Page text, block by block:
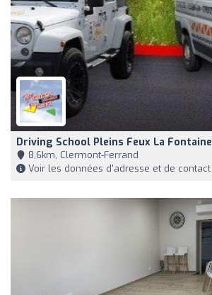
Driving School Pleins Feux La Fontaine
8,6km, Clermont-Ferrand
Voir les données d'adresse et de contact